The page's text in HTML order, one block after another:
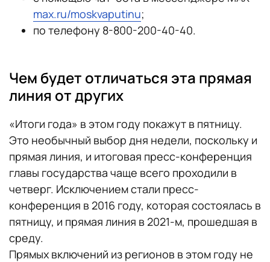
max.ru/moskvaputinu;
по телефону 8-800-200-40-40.
Чем будет отличаться эта прямая
линия от других
«Итоги года» в этом году покажут в пятницу.
Это необычный выбор дня недели, поскольку и
прямая линия, и итоговая пресс-конференция
главы государства чаще всего проходили в
четверг. Исключением стали пресс-
конференция в 2016 году, которая состоялась в
пятницу, и прямая линия в 2021-м, прошедшая в
среду.
Прямых включений из регионов в этом году не